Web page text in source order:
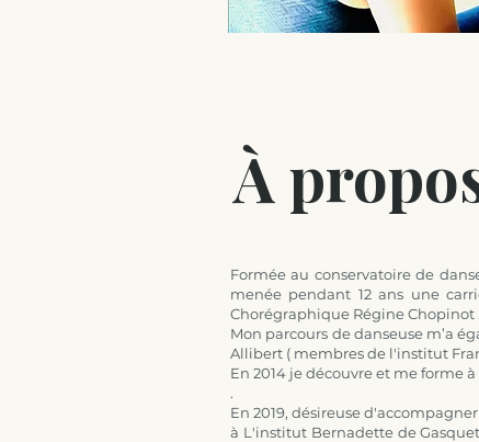
À
Formée au conservatoire de
menée pendant 12 ans une
Chorégraphique Régine Chopinot .
Mon parcours de danseuse m’a
Allibert ( membres de l'institut
En 2014 je découvre et me forme
.
En 2019, désireuse
à L'institut Bernadette de